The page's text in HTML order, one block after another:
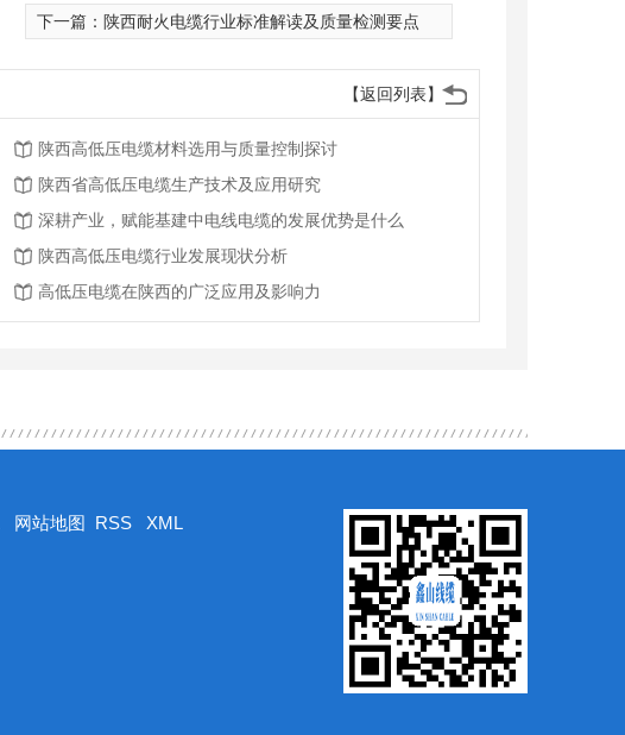
下一篇： 陕西耐火电缆行业标准解读及质量检测要点
【返回列表】
陕西高低压电缆材料选用与质量控制探讨
陕西省高低压电缆生产技术及应用研究
深耕产业，赋能基建中电线电缆的发展优势是什么
陕西高低压电缆行业发展现状分析
高低压电缆在陕西的广泛应用及影响力
网站地图 RSS XML